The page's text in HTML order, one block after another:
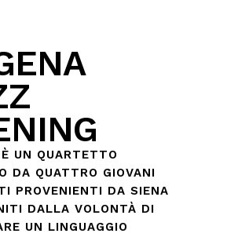
UN QUARTETTO
DA QUATTRO GIOVANI
PROVENIENTI DA SIENA
DALLA VOLONTÀ DI
UN LINGUAGGIO